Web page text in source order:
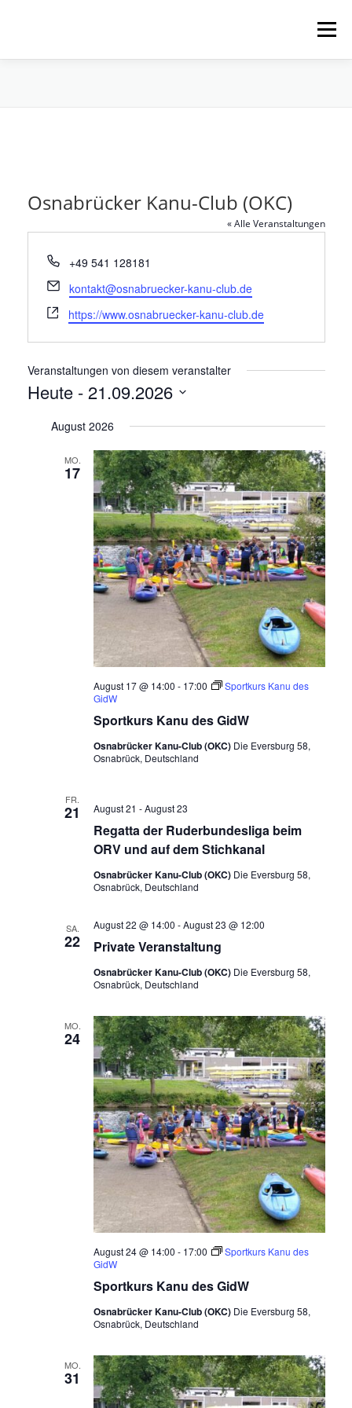
Menü
VERANSTALTUNGEN
Osnabrücker Kanu-Club (OKC)
« Alle Veranstaltungen
Telefon
+49 541 128181
Email
kontakt@osnabruecker-kanu-club.de
Webseite
https://www.osnabruecker-kanu-club.de
Veranstaltungen von diesem veranstalter
Heute - 21.09.2026
wählen.August 2026
MO.
17
Sportkurs Kanu des GidW
August 17 @ 14:00 - 17:00
Sportkurs Kanu des
GidW
Osnabrücker Kanu-Club (OKC) Die Eversburg 58,
Osnabrück, Deutschland
FR.
21
Regatta der Ruderbundesliga beim
ORV und auf dem Stichkanal
August 21 -August 23
Osnabrücker Kanu-Club (OKC) Die Eversburg 58,
Osnabrück, Deutschland
SA.
22 Private Veranstaltung
August 22 @ 14:00 -August 23 @ 12:00
Osnabrücker Kanu-Club (OKC) Die Eversburg 58,
Osnabrück, Deutschland
MO.
24
Sportkurs Kanu des GidW
August 24 @ 14:00 - 17:00
Sportkurs Kanu des
GidW
Osnabrücker Kanu-Club (OKC) Die Eversburg 58,
Osnabrück, Deutschland
MO.
31